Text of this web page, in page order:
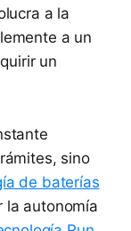
a la
a un
un
sino
de baterías
la autonomía